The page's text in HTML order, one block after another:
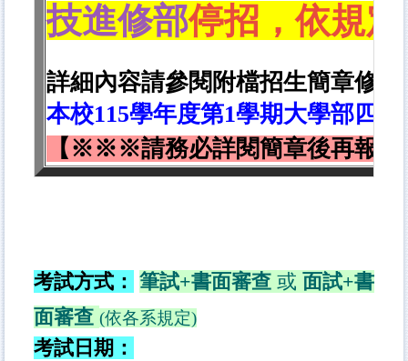
技進修部停招，依規定
詳細內容請參閱附檔招生簡章修正
本校115學年度第1學期大學部四
【※※※請務必詳閱簡章後再報
考試方式： 筆試+書面審查 或 面試+書
面審查 (依各系規定)
考試日期：